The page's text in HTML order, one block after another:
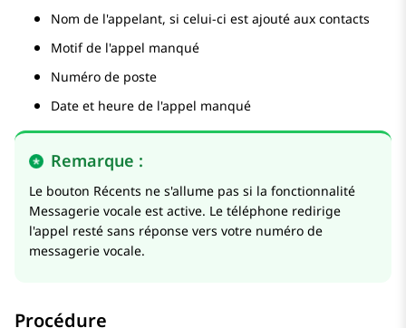
Nom de l'appelant, si celui-ci est ajouté aux contacts
Motif de l'appel manqué
Numéro de poste
Date et heure de l'appel manqué
Remarque :
Le bouton Récents ne s'allume pas si la fonctionnalité
Messagerie vocale est active. Le téléphone redirige
l'appel resté sans réponse vers votre numéro de
messagerie vocale.
Procédure